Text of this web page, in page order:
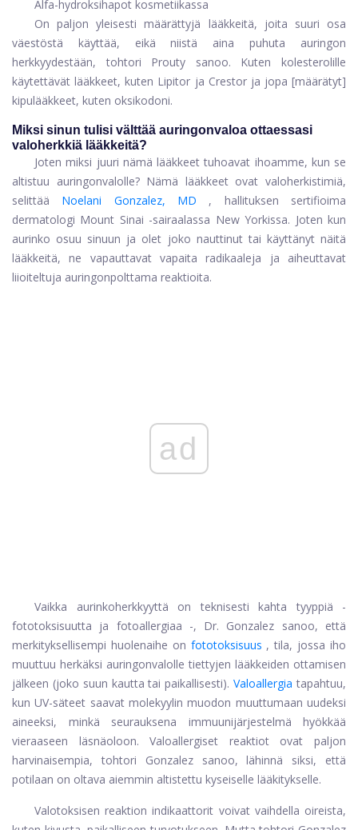
Alfa-hydroksihapot kosmetiikassa
On paljon yleisesti määrättyjä lääkkeitä, joita suuri osa
väestöstä käyttää, eikä niistä aina puhuta auringon
herkkyydestään, tohtori Prouty sanoo. Kuten kolesterolille
käytettävät lääkkeet, kuten Lipitor ja Crestor ja jopa [määrätyt]
kipulääkkeet, kuten oksikodoni.
Miksi sinun tulisi välttää auringonvaloa ottaessasi
valoherkkiä lääkkeitä?
Joten miksi juuri nämä lääkkeet tuhoavat ihoamme, kun se
altistuu auringonvalolle? Nämä lääkkeet ovat valoherkistimiä,
selittää
Noelani Gonzalez, MD
, hallituksen sertifioima
dermatologi Mount Sinai -sairaalassa New Yorkissa. Joten kun
aurinko osuu sinuun ja olet joko nauttinut tai käyttänyt näitä
lääkkeitä, ne vapauttavat vapaita radikaaleja ja aiheuttavat
liioiteltuja auringonpolttama reaktioita.
ad
Vaikka aurinkoherkkyyttä on teknisesti kahta tyyppiä -
fototoksisuutta ja fotoallergiaa -, Dr. Gonzalez sanoo, että
merkityksellisempi huolenaihe on fototoksisuus , tila, jossa iho
muuttuu herkäksi auringonvalolle tiettyjen lääkkeiden ottamisen
jälkeen (joko suun kautta tai paikallisesti). Valoallergia tapahtuu,
kun UV-säteet saavat molekyylin muodon muuttumaan uudeksi
aineeksi, minkä seurauksena immuunijärjestelmä hyökkää
vieraaseen läsnäoloon. Valoallergiset reaktiot ovat paljon
harvinaisempia, tohtori Gonzalez sanoo, lähinnä siksi, että
potilaan on oltava aiemmin altistettu kyseiselle lääkitykselle.
Valotoksisen reaktion indikaattorit voivat vaihdella oireista,